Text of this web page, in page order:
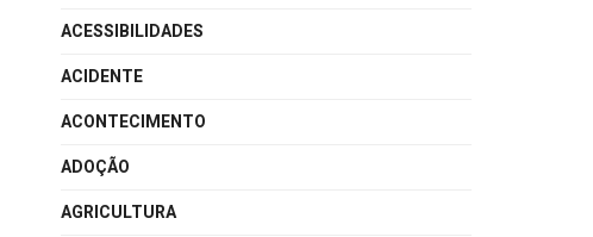
ACESSIBILIDADES
ACIDENTE
ACONTECIMENTO
ADOÇÃO
AGRICULTURA